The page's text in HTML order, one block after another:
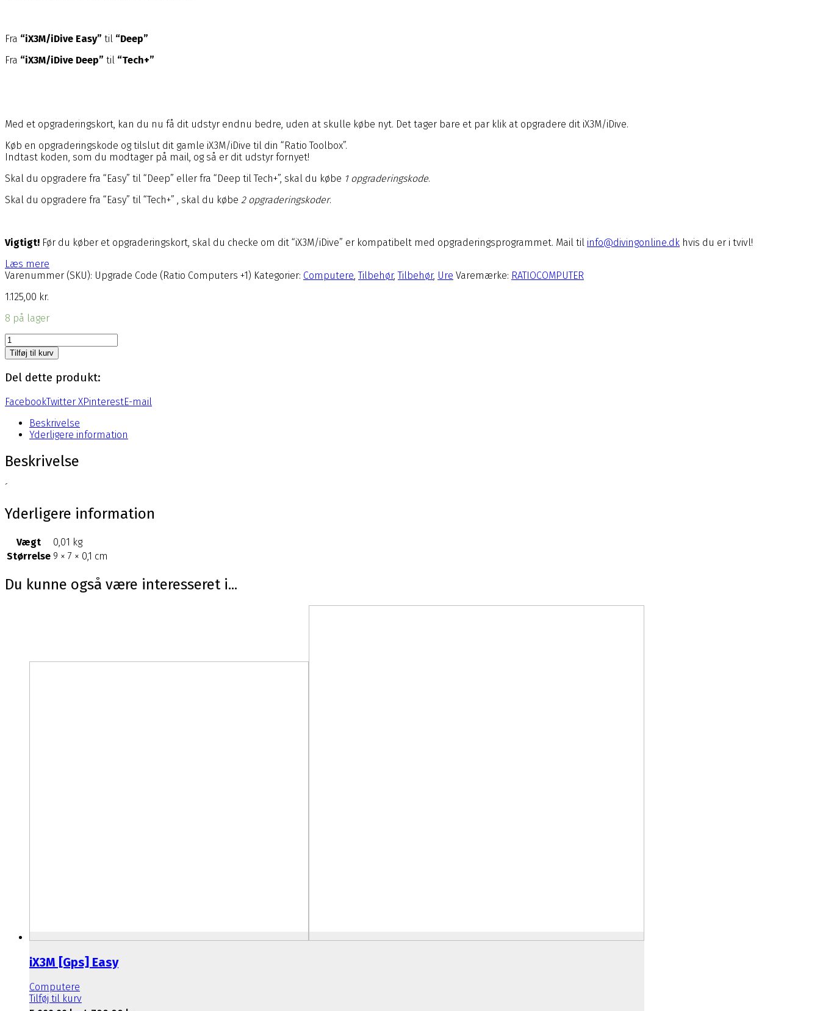
Fra “iX3M/iDive Easy” til “Deep”
Fra “iX3M/iDive Deep” til “Tech+”
Med et opgraderingskort, kan du nu få dit udstyr endnu bedre, uden at skulle købe nyt. Det tager bare et par klik at opgradere dit iX3M/iDive.
Køb en opgraderingskode og tilslut dit gamle iX3M/iDive til din “Ratio Toolbox”.
Indtast koden, som du modtager på mail, og så er dit udstyr fornyet!
Skal du opgradere fra “Easy” til “Deep” eller fra “Deep til Tech+”, skal du købe 1 opgraderingskode.
Skal du opgradere fra “Easy” til “Tech+” , skal du købe 2 opgraderingskoder.
Vigtigt! Før du køber et opgraderingskort, skal du checke om dit “iX3M/iDive” er kompatibelt med opgraderingsprogrammet. Mail til info@divingonline.dk hvis du er i tvivl!
Læs mere
Varenummer (SKU): Upgrade Code (Ratio Computers +1) Kategorier: Computere,Tilbehør,Tilbehør, Ure Varemærke: RATIOCOMPUTER
1.125,00 kr.
8 på lager
Opgraderings
kort
antal
Tilføj til kurv
Del dette produkt:
FacebookTwitter XPinterestE-mail
Beskrivelse
Yderligere information
Beskrivelse
´
Yderligere information
Vægt
0,01 kg
Størrelse 9 × 7 × 0,1 cm
Du kunne også være interesseret i...
iX3M [Gps] Easy
Computere
Tilføj til kurv